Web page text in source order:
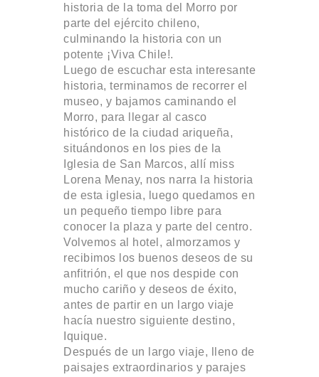
historia de la toma del Morro por
parte del ejército chileno,
culminando la historia con un
potente ¡Viva Chile!.
Luego de escuchar esta interesante
historia, terminamos de recorrer el
museo, y bajamos caminando el
Morro, para llegar al casco
histórico de la ciudad ariqueña,
situándonos en los pies de la
Iglesia de San Marcos, allí miss
Lorena Menay, nos narra la historia
de esta iglesia, luego quedamos en
un pequeño tiempo libre para
conocer la plaza y parte del centro.
Volvemos al hotel, almorzamos y
recibimos los buenos deseos de su
anfitrión, el que nos despide con
mucho cariño y deseos de éxito,
antes de partir en un largo viaje
hacía nuestro siguiente destino,
Iquique.
Después de un largo viaje, lleno de
paisajes extraordinarios y parajes